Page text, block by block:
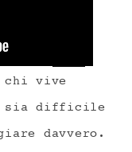
la
vive
sia difficile
davvero.